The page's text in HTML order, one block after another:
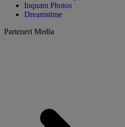
Inquam Photos
Dreamstime
Parteneri Media